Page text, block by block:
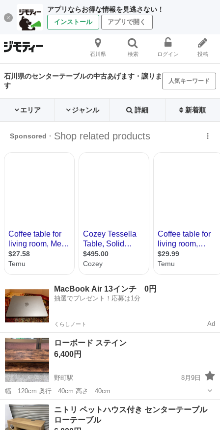
アプリならお得な情報を見逃さない！
インストール アプリで開く
石川県 検索 ログイン 投稿
石川県のセンターテーブルの中古あげます・譲りま
す
人気キーワード
エリア ジャンル 詳細 新着順
MacBook Air 13インチ 0円
抽選でプレゼント！応募は1分
くらしノート Ad
ローボード ステイン
6,400円
野町駅
8月9日
幅 120cm 奥行 40cm 高さ 40cm
石川 金沢市 野町駅 テーブル ステイン
ニトリ ペットハウス付き センターテーブル
ローテーブル